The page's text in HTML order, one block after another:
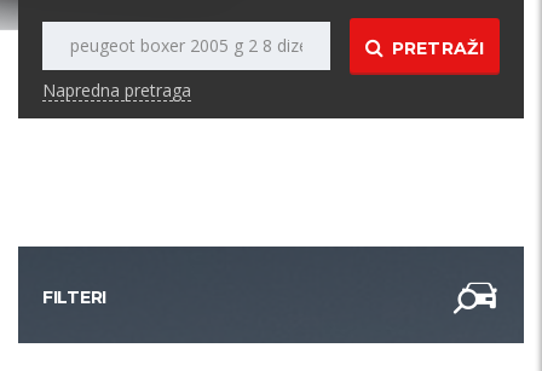
PRETRAŽI
Napredna pretraga
FILTERI